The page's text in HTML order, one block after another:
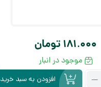
181.000 تومان
موجود در انبار
افزودن به سبد خرید